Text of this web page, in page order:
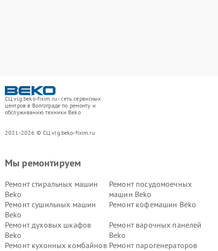
СЦ vlg.beko-fixim.ru - сеть сервисных
центров в Волгограде по ремонту и
обслуживанию техники Beko
2021-2026 © СЦ vlg.beko-fixim.ru
Мы ремонтируем
Ремонт стиральных машин
Beko
Ремонт посудомоечных
машин Beko
Ремонт сушильных машин
Beko
Ремонт кофемашин Beko
Ремонт духовых шкафов
Beko
Ремонт варочных панелей
Beko
Ремонт кухонных комбайнов Ремонт парогенераторов